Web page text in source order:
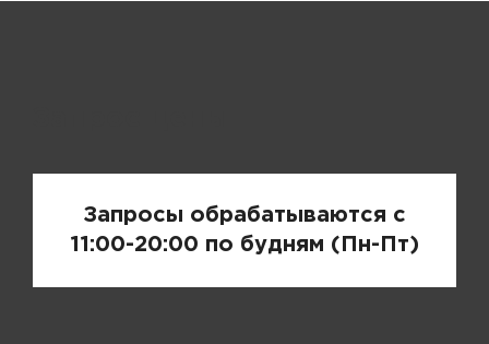
Запросы обрабатываются с
11:00-20:00 по будням (Пн-Пт)